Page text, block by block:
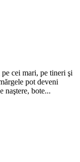
cei mari, pe tineri şi
pot deveni
naştere, bote...